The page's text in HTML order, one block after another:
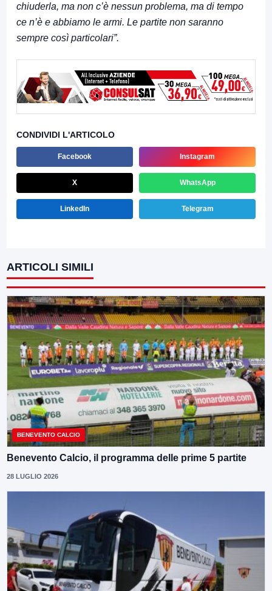
chiuderla, ma non c’è nessun problema, ma di tempo
ce n’è e abbiamo le armi. Le partite non saranno
sempre così particolari”.
CONDIVIDI L'ARTICOLO
Facebook Instagram
X WhatsApp
LinkedIn Telegram
ARTICOLI SIMILI
BENEVENTO CALCIO
Benevento Calcio, il programma delle prime 5 partite
28 LUGLIO 2026